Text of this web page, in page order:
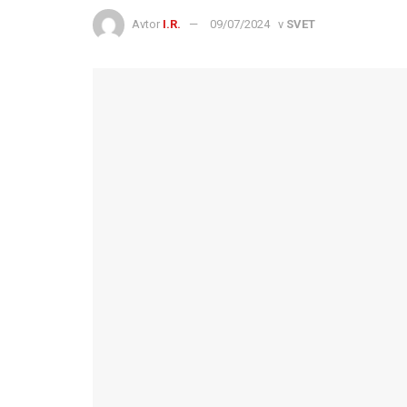
Avtor I.R. 09/07/2024 v SVET